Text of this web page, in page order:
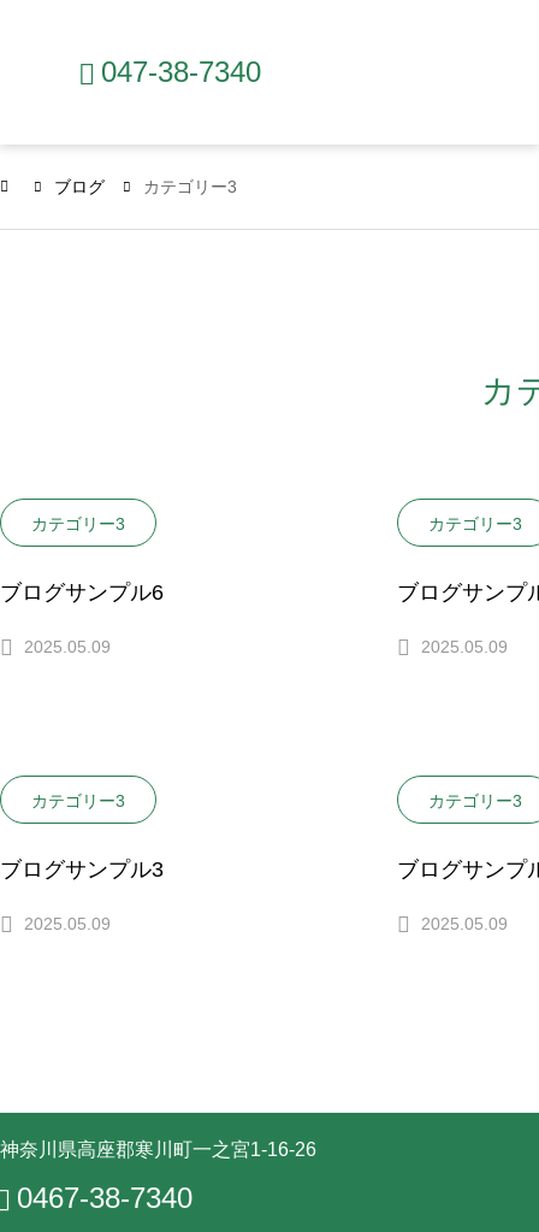
047-38-7340
ブログ カテゴリー3
カ
カテゴリー3
ブログサンプル6
2025.05.09
カテゴリー3
ブログサンプ
2025.05.09
カテゴリー3
ブログサンプル3
2025.05.09
カテゴリー3
ブログサンプ
2025.05.09
神奈川県高座郡寒川町一之宮1-16-26
0467-38-7340